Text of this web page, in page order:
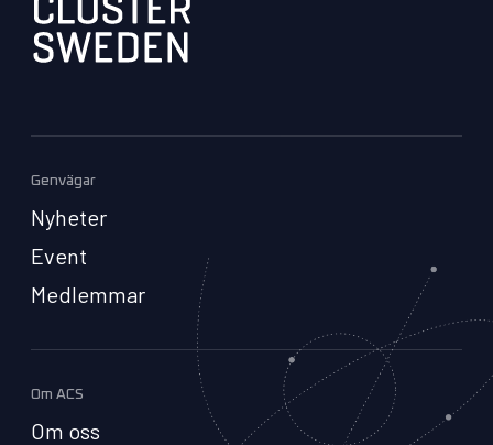
Genvägar
Nyheter
Event
Medlemmar
Om ACS
Om oss